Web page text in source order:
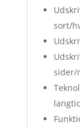
sort/
sider/